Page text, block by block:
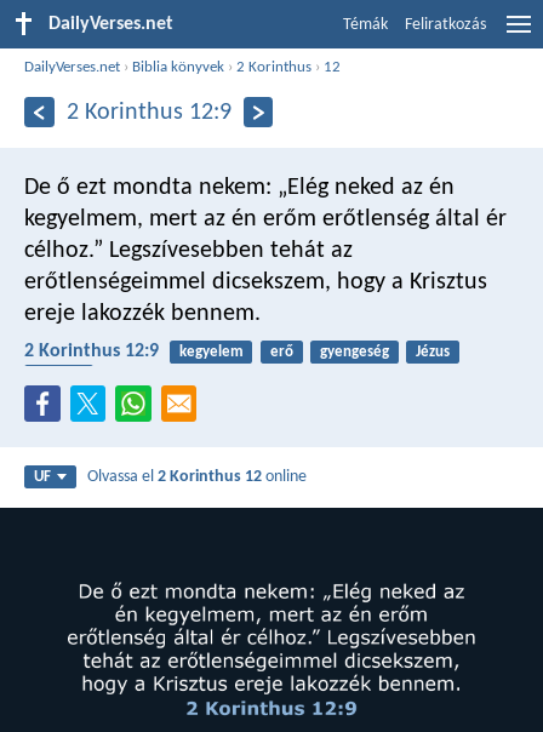
DailyVerses.net Témák Feliratkozás
DailyVerses.net › Biblia könyvek ›2 Korinthus › 12
2 Korinthus 12:9
De ő ezt mondta nekem: „Elég neked az én
kegyelmem, mert az én erőm erőtlenség által ér
célhoz.” Legszívesebben tehát az
erőtlenségeimmel dicsekszem, hogy a Krisztus
ereje lakozzék bennem.
2 Korinthus 12:9 kegyelem erő gyengeség
Jézus
UF Olvassa el2 Korinthus 12 online